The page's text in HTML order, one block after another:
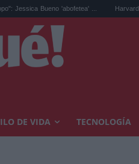
'abofetea' ... Harvard alerta del
DE VIDA TECNOLOGÍA